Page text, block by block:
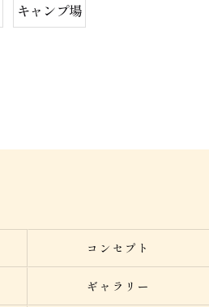
キャンプ場
コンセプト
ギャラリー